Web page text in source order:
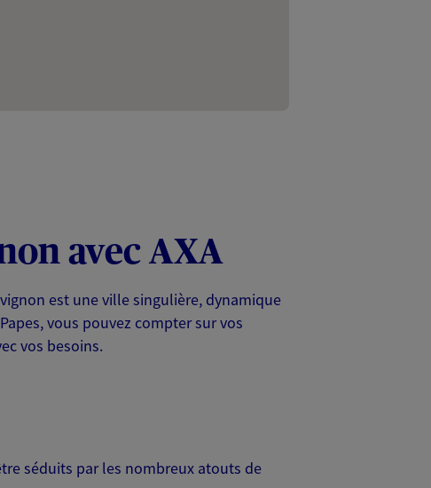
avec AXA
est une ville singulière, dynamique
vous pouvez compter sur vos
vos besoins.
séduits par les nombreux atouts de